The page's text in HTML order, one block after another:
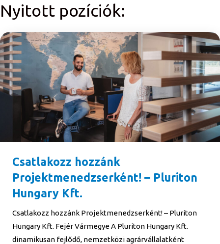
Nyitott pozíciók:
Csatlakozz hozzánk
Projektmenedzserként! – Pluriton
Hungary Kft.
Csatlakozz hozzánk Projektmenedzserként! – Pluriton
Hungary Kft. Fejér Vármegye A Pluriton Hungary Kft.
dinamikusan fejlődő, nemzetközi agrárvállalatként